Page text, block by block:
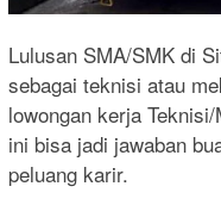
Lulusan SMA/SMK di
sebagai teknisi atau
lowongan kerja
ini bisa jadi jawaban
peluang karir.